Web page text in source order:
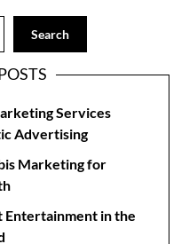
Search
Services
Advertising
Marketing for
Entertainment in the